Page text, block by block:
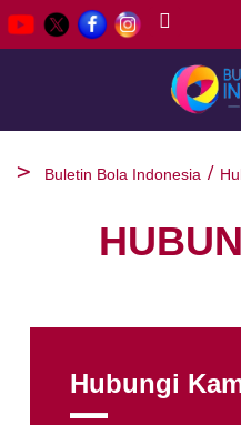
Buletin Bola Indonesia
Hubungi